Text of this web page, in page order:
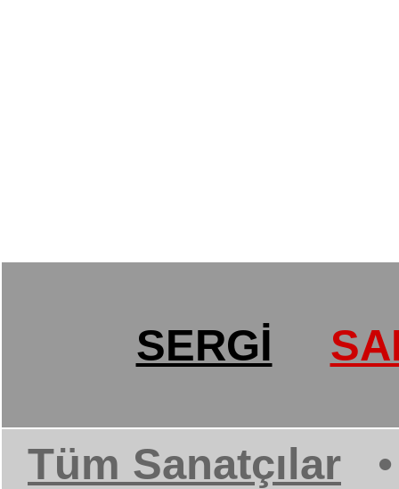
SERGİ
Tüm Sanatçılar